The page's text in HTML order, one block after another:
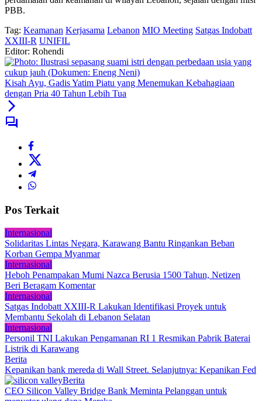
PBB.
Tag: Keamanan Kerjasama Lebanon MIO Meeting Satgas Indobatt
XXIII-R UNIFIL
Editor: Rohendi
Kisah Ayu, Gadis Yatim Piatu yang Menemukan Kebahagiaan
dengan Pria 40 Tahun Lebih Tua
Pos Terkait
Internasional
Solidaritas Lintas Negara, Karawang Bantu Ringankan Beban
Korban Gempa Myanmar
Internasional
Heboh Penampakan Mumi Nazca Berusia 1500 Tahun, Netizen
Beri Beragam Komentar
Internasional
Satgas Indobatt XXIII-R Lakukan Identifikasi Proyek untuk
Membantu Sekolah di Lebanon Selatan
Internasional
Personil TNI Lakukan Pengamanan RI 1 Resmikan Pabrik Baterai
Listrik di Karawang
Berita
Kepanikan bank mereda di Wall Street. Selanjutnya: Kepanikan Fed
Berita
CEO Silicon Valley Bridge Bank Meminta Pelanggan untuk